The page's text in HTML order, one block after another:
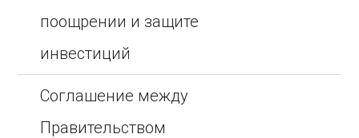
поощрении и защите
инвестиций
Соглашение между
Правительством